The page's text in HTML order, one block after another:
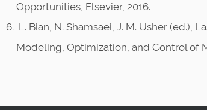
Opportunities, Elsevier, 2016.
L. Bian, N. Shamsaei, J. M. Usher (ed.),
Modeling, Optimization, and Control of